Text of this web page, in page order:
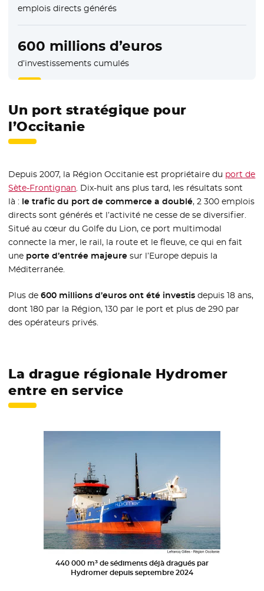
emplois directs générés
600 millions d’euros
d’investissements cumulés
Un port stratégique pour
l’Occitanie
Depuis 2007, la Région Occitanie est propriétaire du port de
Sète-Frontignan - Nouvelle fenêtre
. Dix-huit ans plus tard, les résultats sont
là : le trafic du port de commerce a doublé, 2 300 emplois
directs sont générés et l’activité ne cesse de se diversifier.
Situé au cœur du Golfe du Lion, ce port multimodal
connecte la mer, le rail, la route et le fleuve, ce qui en fait
une porte d’entrée majeure sur l’Europe depuis la
Méditerranée.
Plus de600 millions d’euros ont été investis depuis 18 ans,
dont 180 par la Région, 130 par le port et plus de 290 par
des opérateurs privés.
La drague régionale Hydromer
entre en service
440 000 m³ de sédiments déjà dragués par
Hydromer depuis septembre 2024